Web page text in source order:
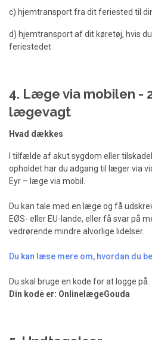
c) hjemtransport fra dit feriested til
d) hjemtransport af dit køretøj, hvis
feriestedet
4. Læge via mobilen -
lægevagt
Hvad dækkes
I tilfælde af akut sygdom eller
opholdet har du adgang til læger via
Eyr – læge via mobil.
Du kan tale med en læge og få
EØS- eller EU-lande, eller få svar på
vedrørende mindre alvorlige lidelser.
Du kan læse mere om, hvordan du
Du skal bruge en kode for at logge på.
Din kode er: OnlinelægeGouda